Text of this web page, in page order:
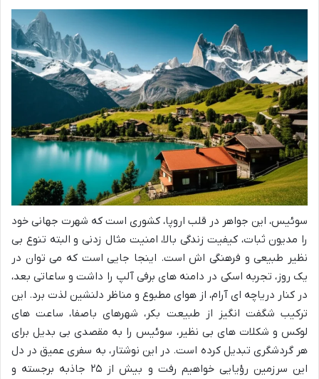
سوئیس، این جواهر در قلب اروپا، کشوری است که شهرت جهانی خود
را مدیون ثبات، کیفیت زندگی بالا، امنیت مثال زدنی و البته تنوع بی
نظیر طبیعی و فرهنگی اش است. اینجا جایی است که می توان در
یک روز، تجربه اسکی در دامنه های برفی آلپ را داشت و ساعاتی بعد،
در کنار دریاچه ای آرام، از هوای مطبوع و مناظر دلنشین لذت برد. این
ترکیب شگفت انگیز از طبیعت بکر، شهرهای باصفا، ساعت های
لوکس و شکلات های بی نظیر، سوئیس را به مقصدی بی بدیل برای
هر گردشگری تبدیل کرده است. در این نوشتار، به سفری عمیق در دل
این سرزمین رؤیایی خواهیم رفت و بیش از ۲۵ جاذبه برجسته و